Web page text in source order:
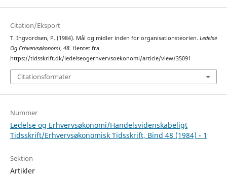
Citation/Eksport
T. Ingvordsen, P. (1984). Mål og midler inden for organisationsteorien. Ledelse
Og Erhvervsøkonomi, 48. Hentet fra
https://tidsskrift.dk/ledelseogerhvervsoekonomi/article/view/35091
Citationsformater
Nummer
Ledelse og Erhvervsøkonomi/Handelsvidenskabeligt
Tidsskrift/Erhvervsøkonomisk Tidsskrift, Bind 48 (1984) - 1
Sektion
Artikler